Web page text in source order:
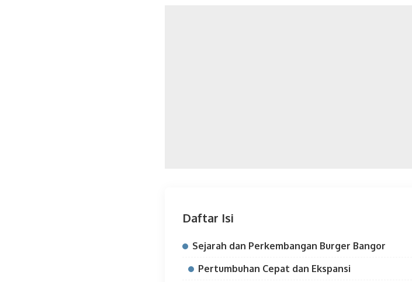
Daftar Isi
Sejarah dan Perkembangan Burger Bangor
Pertumbuhan Cepat dan Ekspansi